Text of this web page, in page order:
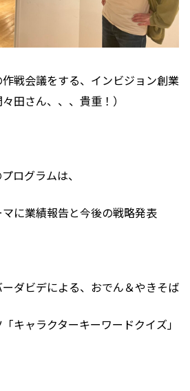
戦会議をする、インビジョン創業
田さん、、、貴重！）
ログラムは、
に業績報告と今後の戦略発表
ダビデによる、おでん＆やきそば
キャラクターキーワードクイズ」